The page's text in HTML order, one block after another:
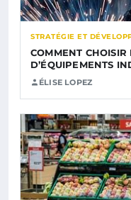
STRATÉGIE ET
COMMENT CHOISIR
D’ÉQUIPEMENTS
ÉLISE LOPEZ